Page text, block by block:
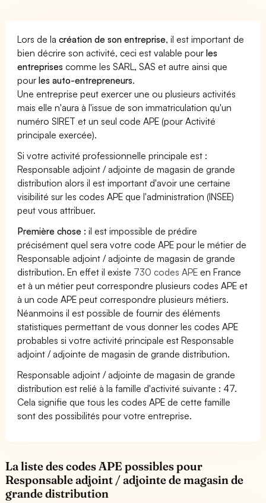
Lors de lacréation de son entreprise, il est important de
bien décrire son activité, ceci est valable pourles
entreprises comme les SARL, SAS et autre ainsi que
pourles auto-entrepreneurs.
Une entreprise peut exercer une ou plusieurs activités
mais elle n'aura à l'issue de son immatriculation qu'un
numéro SIRET et un seul code APE (pour Activité
principale exercée).
Si votre activité professionnelle principale est :
Responsable adjoint / adjointe de magasin de grande
distribution alors il est important d'avoir une certaine
visibilité sur les codes APE que l'administration (INSEE)
peut vous attribuer.
Première chose : il est impossible de prédire
précisément quel sera votre code APE pour le métier de
Responsable adjoint / adjointe de magasin de grande
distribution. En effet il existe 730 codes APE en France
et à un métier peut correspondre plusieurs codes APE et
à un code APE peut correspondre plusieurs métiers.
Néanmoins il est possible de fournir des éléments
statistiques permettant de vous donner les codes APE
probables si votre activité principale est Responsable
adjoint / adjointe de magasin de grande distribution.
Responsable adjoint / adjointe de magasin de grande
distribution est relié à la famille d'activité suivante : 47.
Cela signifie que tous les codes APE de cette famille
sont des possibilités pour votre entreprise.
La liste des codes APE possibles pour
Responsable adjoint / adjointe de magasin de
grande distribution